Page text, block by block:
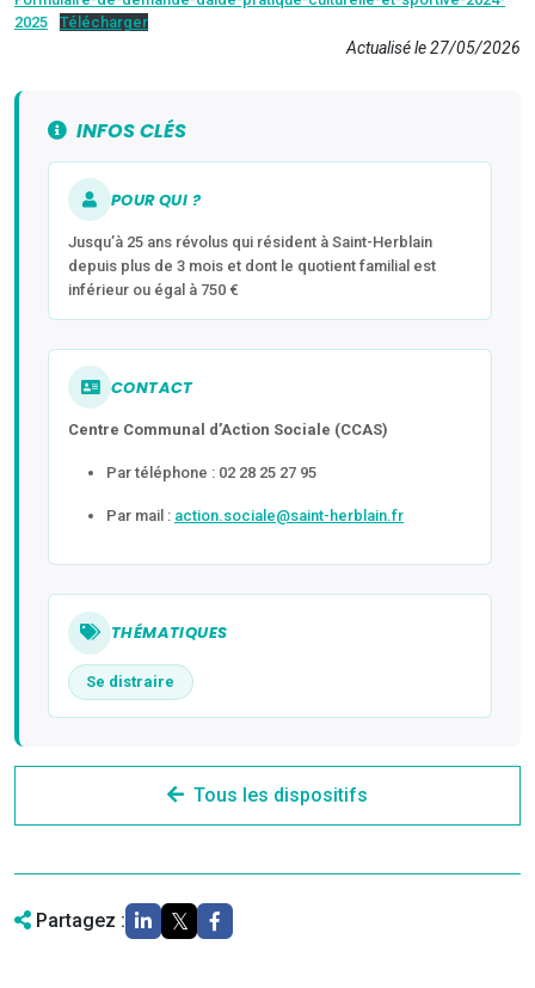
2025
Télécharger
​Actualisé le 27/05/2026
INFOS CLÉS
POUR QUI ?
Jusqu’à 25 ans révolus qui résident à Saint-Herblain
depuis plus de 3 mois et dont le quotient familial est
inférieur ou égal à 750 €
CONTACT
Centre Communal d’Action Sociale (CCAS)
Par téléphone : 02 28 25 27 95
Par mail : action.sociale@saint-herblain.fr
THÉMATIQUES
Se distraire
Tous les dispositifs
Partagez :